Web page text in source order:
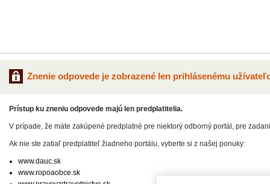
Znenie odpovede je zobrazené len prihlásenému
Prístup ku zneniu odpovede majú len predplatitelia.
V prípade, že máte zakúpené predplatné pre niektorý odborný portál, pre
Ak nie ste zatiaľ predplatiteľ žiadneho portálu, vyberte si z našej ponuky:
www.dauc.sk
www.ropoaobce.sk